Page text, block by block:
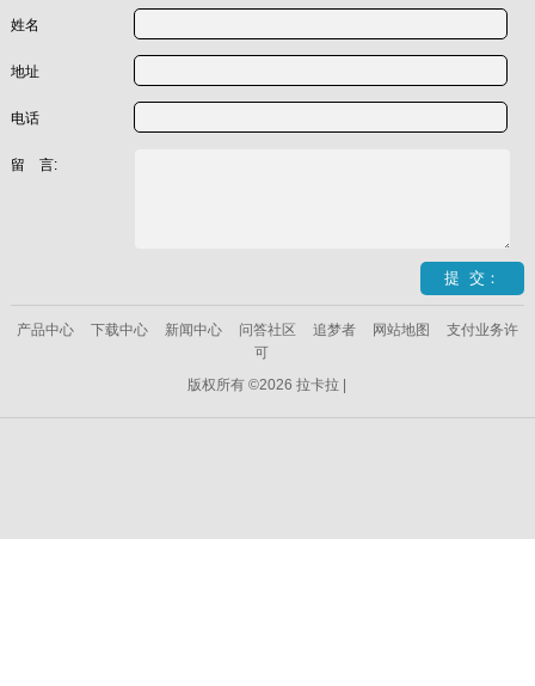
姓名
地址
电话
留 言:
产品中心 下载中心 新闻中心 问答社区 追梦者 网站地图
支付业务许
可
版权所有 ©2026 拉卡拉 |